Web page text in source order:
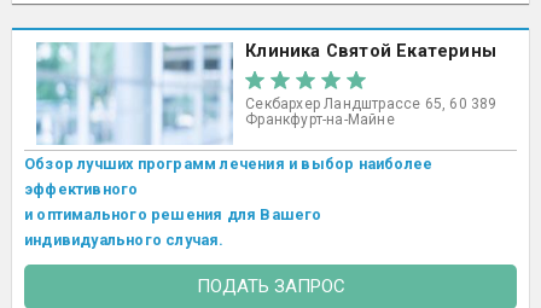
Клиника Святой Екатерины
Секбархер Ландштрассе 65, 60 389
Франкфурт-на-Майне
Обзор лучших программ лечения и выбор наиболее
эффективного
и оптимального решения для Вашего
индивидуального случая.
ПОДАТЬ ЗАПРОС